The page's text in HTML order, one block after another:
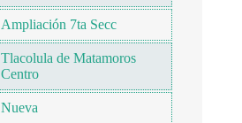
Ampliación 7ta Secc
Tlacolula de Matamoros
Centro
Nueva